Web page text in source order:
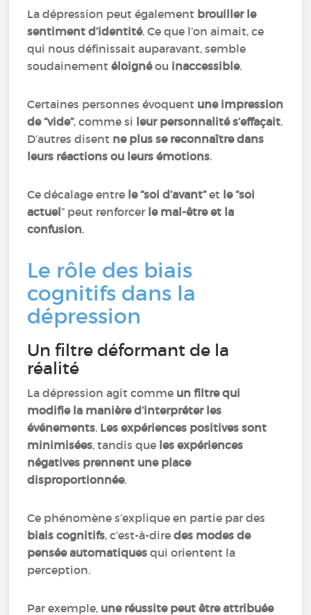
La dépression peut également brouiller le
sentiment d’identité. Ce que l’on aimait, ce
qui nous définissait auparavant, semble
soudainementéloignéou inaccessible.
Certaines personnes évoquent une impression
de “vide”, comme si leur personnalité s’effaçait.
D’autres disent ne plus se reconnaître dans
leurs réactions ou leurs émotions.
Ce décalage entre le “soi d’avant”et le “soi
actuel” peut renforcer le mal-être et la
confusion.
Le rôle des biais
cognitifs dans la
dépression
Un filtre déformant de la
réalité
La dépression agit comme un filtre qui
modifie la manière d’interpréter les
événements. Les expériences positives sont
minimisées, tandis que les expériences
négatives prennent une place
disproportionnée.
Ce phénomène s’explique en partie par des
biais cognitifs, c’est-à-diredes modes de
pensée automatiques qui orientent la
perception.
Par exemple, une réussite peut être attribuée